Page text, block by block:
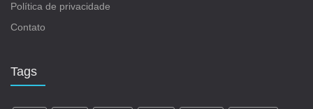
Política de privacidade
Contato
Tags